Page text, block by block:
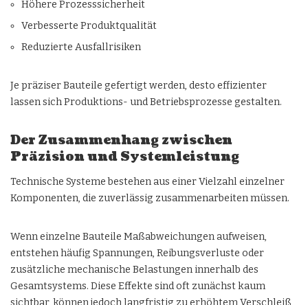
Höhere Prozesssicherheit
Verbesserte Produktqualität
Reduzierte Ausfallrisiken
Je präziser Bauteile gefertigt werden, desto effizienter
lassen sich Produktions- und Betriebsprozesse gestalten.
Der Zusammenhang zwischen
Präzision und Systemleistung
Technische Systeme bestehen aus einer Vielzahl einzelner
Komponenten, die zuverlässig zusammenarbeiten müssen.
Wenn einzelne Bauteile Maßabweichungen aufweisen,
entstehen häufig Spannungen, Reibungsverluste oder
zusätzliche mechanische Belastungen innerhalb des
Gesamtsystems. Diese Effekte sind oft zunächst kaum
sichtbar, können jedoch langfristig zu erhöhtem Verschleiß